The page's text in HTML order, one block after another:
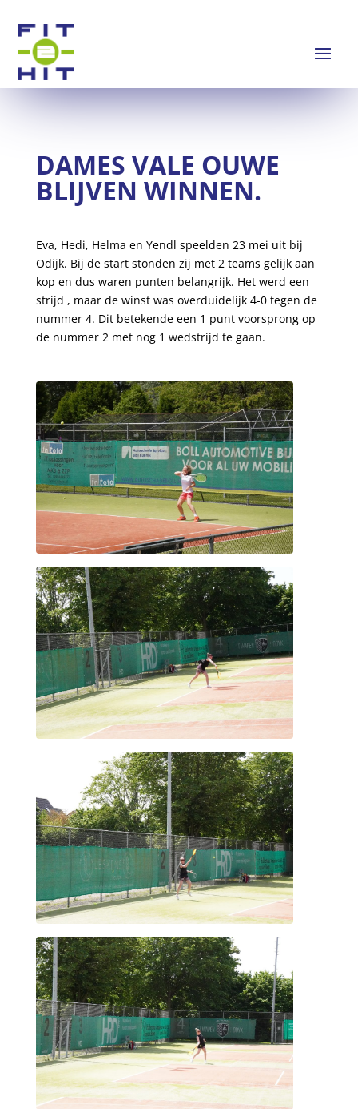
DAMES VALE OUWE
BLIJVEN WINNEN.
Eva, Hedi, Helma en Yendl speelden 23 mei uit bij
Odijk. Bij de start stonden zij met 2 teams gelijk aan
kop en dus waren punten belangrijk. Het werd een
strijd , maar de winst was overduidelijk 4-0 tegen de
nummer 4. Dit betekende een 1 punt voorsprong op
de nummer 2 met nog 1 wedstrijd te gaan.